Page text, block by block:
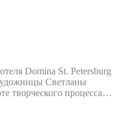
Domina St. Petersburg
Светланы
творческого процесса…